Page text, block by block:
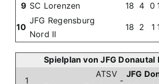
9 SC Lorenzen 18 4 0
10
JFG Regensburg
Nord II
18 2 1
Spielplan von JFG Donautal
1
ATSV
-
JFG